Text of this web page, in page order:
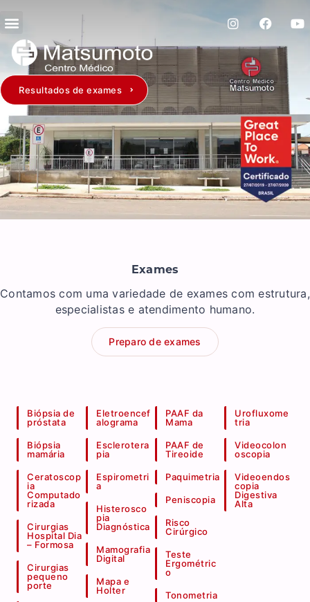
Resultados de exames
Exames
Contamos com uma variedade de exames com estrutura,
especialistas e atendimento humano.
Preparo de exames
Biópsia de
próstata
Biópsia
mamária
Ceratoscop
ia
Computado
rizada
Cirurgias
Hospital Dia
– Formosa
Cirurgias
pequeno
porte
Eletroencef
alograma
Esclerotera
pia
Espirometri
a
Histerosco
pia
Diagnóstica
Mamografia
Digital
Mapa e
Holter
PAAF da
Mama
PAAF de
Tireoide
Paquimetria
Peniscopia
Risco
Cirúrgico
Teste
Ergométric
o
Tonometria
Urofluxome
tria
Videocolon
oscopia
Videoendos
copia
Digestiva
Alta